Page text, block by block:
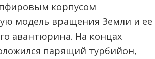
корпусом
модель вращения Земли и ее
авантюрина. На концах
парящий турбийон,